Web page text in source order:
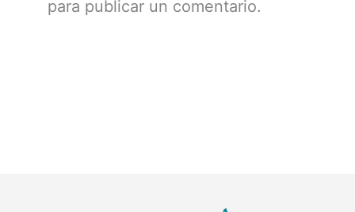
para publicar un comentario.